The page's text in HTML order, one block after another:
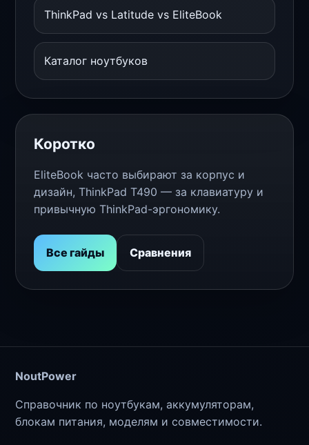
ThinkPad vs Latitude vs EliteBook
Каталог ноутбуков
Коротко
EliteBook часто выбирают за корпус и
дизайн, ThinkPad T490 — за клавиатуру и
привычную ThinkPad-эргономику.
Все гайды Сравнения
NoutPower
Справочник по ноутбукам, аккумуляторам,
блокам питания, моделям и совместимости.